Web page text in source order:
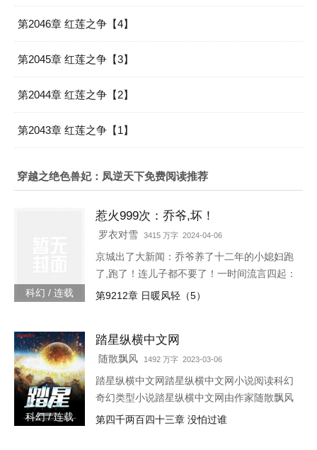
第2046章 红莲之争【4】
第2045章 红莲之争【3】
第2044章 红莲之争【2】
第2043章 红莲之争【1】
穿越之绝色兽妃：凤逆天下免费阅读推荐
科幻 / 连载
惹火999次：乔爷,坏！
罗衣对雪 3415 万字 2024-04-06
京城出了大新闻：乔爷养了十二年的小媳妇跑
了,跑了！连儿子都不要了！一时间流言四起：
听说是乔爷技术差时间短、夫妻生活不和谐；
七,爸爸说我是宠物店买的。宠物店怎么能买到
这么漂亮的儿子。叶佳期呵呵笑,明明是……摸
奖中的。小奶娃望天：……某禽兽翻身而上：
我喜欢天天摸奖。叶佳期怒：乔斯年,出去！十
第9212章 日暖风轻（5）
科幻 / 连载
踏星纵横中文网
随散飘风 1492 万字 2023-03-06
踏星纵横中文网踏星纵横中文网小说阅读科幻
奇幻类型小说踏星纵横中文网由作家随散飘风
创作踏星最新章节由网友提供，《踏星》情节
第四千两百四十三章 没怕过谁